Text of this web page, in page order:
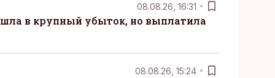
08.08.26, 16:31
в крупный убыток, но выплатила
08.08.26, 15:24